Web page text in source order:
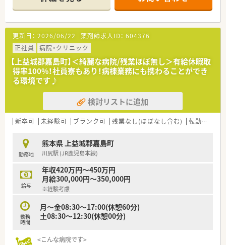
■「在宅事業」に関して本部前に事務所を構えており、ケアマネ
ージャーの方たちと
協力しながら事業拡大を図っています。
■子育て中の方も働き方、店舗を考慮いただいた採用をされてお
ります
■管理薬剤師は30代の男性です。温和な方で薬局の雰囲気も良
く働きやすい環境です。
更新日： 2026/06/22 薬剤師求人ID： 604376
正社員
病院・クリニック
【上益城郡嘉島町】＜綺麗な病院/残業ほぼ無し＞有給休暇取
得率100%！社員寮もあり！病棟業務にも携わることができ
る環境です♪
検討リストに追加
新卒可 未経験可 ブランク可 残業なし(ほぼなし含む) 転勤なし
勤務地
熊本県 上益城郡嘉島町
川尻駅 (JR鹿児島本線)
給与
年収420万円～450万円
月給300,000円～350,000円
※経験考慮
勤務
時間
月～金08:30～17:00(休憩60分)
土08:30～12:30(休憩00分)
<こんな病院です>